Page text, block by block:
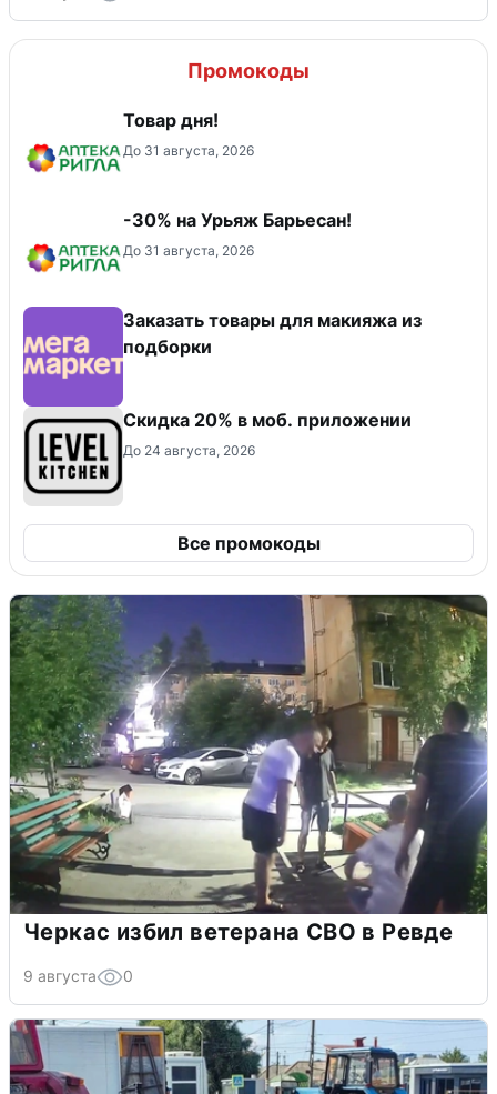
Промокоды
Товар дня!
До 31 августа, 2026
-30% на Урьяж Барьесан!
До 31 августа, 2026
Заказать товары для макияжа из
подборки
Скидка 20% в моб. приложении
До 24 августа, 2026
Все промокоды
Черкас избил ветерана СВО в Ревде
9 августа 0